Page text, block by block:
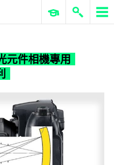
ERP 與商業 AI
元件相機專用